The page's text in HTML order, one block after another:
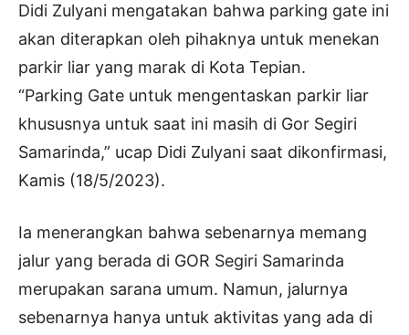
Didi Zulyani mengatakan bahwa parking gate ini
akan diterapkan oleh pihaknya untuk menekan
parkir liar yang marak di Kota Tepian.
“Parking Gate untuk mengentaskan parkir liar
khususnya untuk saat ini masih di Gor Segiri
Samarinda,” ucap Didi Zulyani saat dikonfirmasi,
Kamis (18/5/2023).
Ia menerangkan bahwa sebenarnya memang
jalur yang berada di GOR Segiri Samarinda
merupakan sarana umum. Namun, jalurnya
sebenarnya hanya untuk aktivitas yang ada di